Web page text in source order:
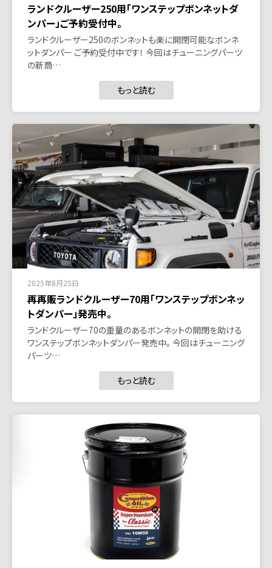
ランドクルーザー250用「ワンステップボンネットダ
ンパー」ご予約受付中。
ランドクルーザー250のボンネットも楽に開閉可能なボンネ
ットダンパー ご予約受付中です！ 今回はチューニングパーツ
の新商…
もっと読む
2025年8月25日
再再販ランドクルーザー70用「ワンステップボンネッ
トダンパー」発売中。
ランドクルーザー70の重量のあるボンネットの開閉を助ける
ワンステップボンネットダンパー発売中。 今回はチューニング
パーツ…
もっと読む